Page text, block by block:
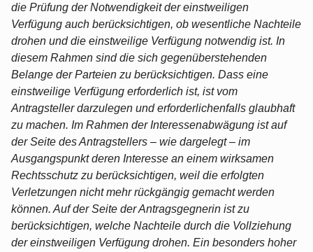
die Prüfung der Notwendigkeit der einstweiligen
Verfügung auch berücksichtigen, ob wesentliche Nachteile
drohen und die einstweilige Verfügung notwendig ist. In
diesem Rahmen sind die sich gegenüberstehenden
Belange der Parteien zu berücksichtigen. Dass eine
einstweilige Verfügung erforderlich ist, ist vom
Antragsteller darzulegen und erforderlichenfalls glaubhaft
zu machen. Im Rahmen der Interessenabwägung ist auf
der Seite des Antragstellers – wie dargelegt – im
Ausgangspunkt deren Interesse an einem wirksamen
Rechtsschutz zu berücksichtigen, weil die erfolgten
Verletzungen nicht mehr rückgängig gemacht werden
können. Auf der Seite der Antragsgegnerin ist zu
berücksichtigen, welche Nachteile durch die Vollziehung
der einstweiligen Verfügung drohen. Ein besonders hoher